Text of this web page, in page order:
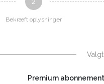
Bekræft oplysninger
Premium